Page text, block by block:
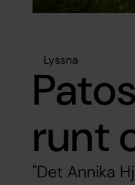
Lyssna
runt
"Det Annika